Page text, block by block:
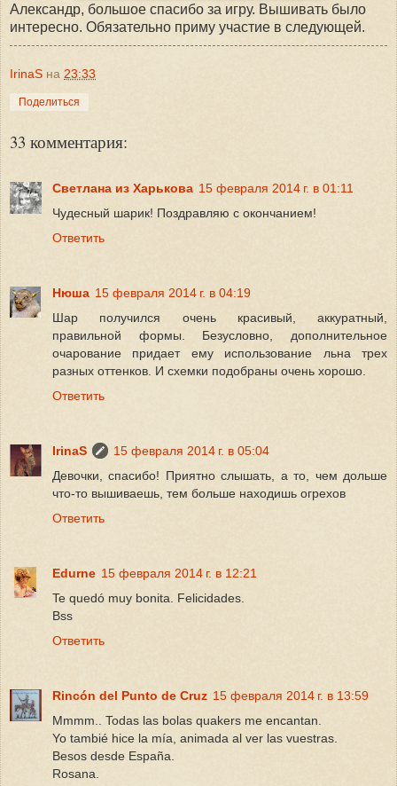
Александр, большое спасибо за игру. Вышивать было
интересно. Обязательно приму участие в следующей.
IrinaS на 23:33
Поделиться
33 комментария:
Светлана из Харькова 15 февраля 2014 г. в 01:11
Чудесный шарик! Поздравляю с окончанием!
Ответить
Нюша 15 февраля 2014 г. в 04:19
Шар получился очень красивый, аккуратный,
правильной формы. Безусловно, дополнительное
очарование придает ему использование льна трех
разных оттенков. И схемки подобраны очень хорошо.
Ответить
IrinaS
15 февраля 2014 г. в 05:04
Девочки, спасибо! Приятно слышать, а то, чем дольше
что-то вышиваешь, тем больше находишь огрехов
Ответить
Edurne 15 февраля 2014 г. в 12:21
Te quedó muy bonita. Felicidades.
Bss
Ответить
Rincón del Punto de Cruz 15 февраля 2014 г. в 13:59
Mmmm.. Todas las bolas quakers me encantan.
Yo tambié hice la mía, animada al ver las vuestras.
Besos desde España.
Rosana.